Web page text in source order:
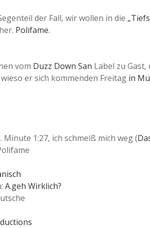
der Fall, wir wollen in die
Polifame.
vom Duzz Down San Label zu
er sich kommenden Freitag in
. Minute 1:27, ich schmeiß mich weg (
A.geh Wirklich?